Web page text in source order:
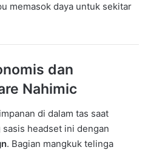
memasok daya untuk sekitar
dan
Nahimic
di dalam tas saat
headset ini dengan
. Bagian mangkuk telinga